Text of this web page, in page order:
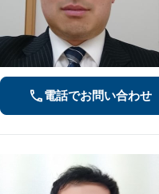
電話でお問い合わせ